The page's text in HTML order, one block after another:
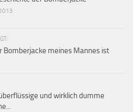
Bomberjacke meines Mannes ist
und wirklich dumme